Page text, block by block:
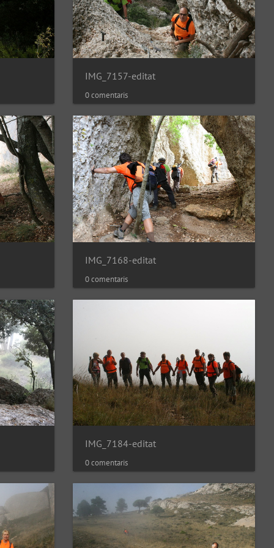
IMG_7157-editat
0 comentaris
IMG_7168-editat
0 comentaris
IMG_7184-editat
0 comentaris